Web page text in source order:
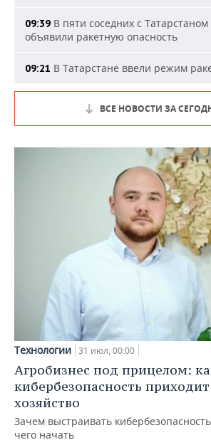
09:39 В пяти соседних с
объявили ракетную опасность
09:21 В Татарстане ввели режим
ВСЕ НОВОСТИ ЗА
Технологии 31 июл, 00:00
Агробизнес под прицелом:
кибербезопасность приходит
хозяйство
Зачем выстраивать
чего начать